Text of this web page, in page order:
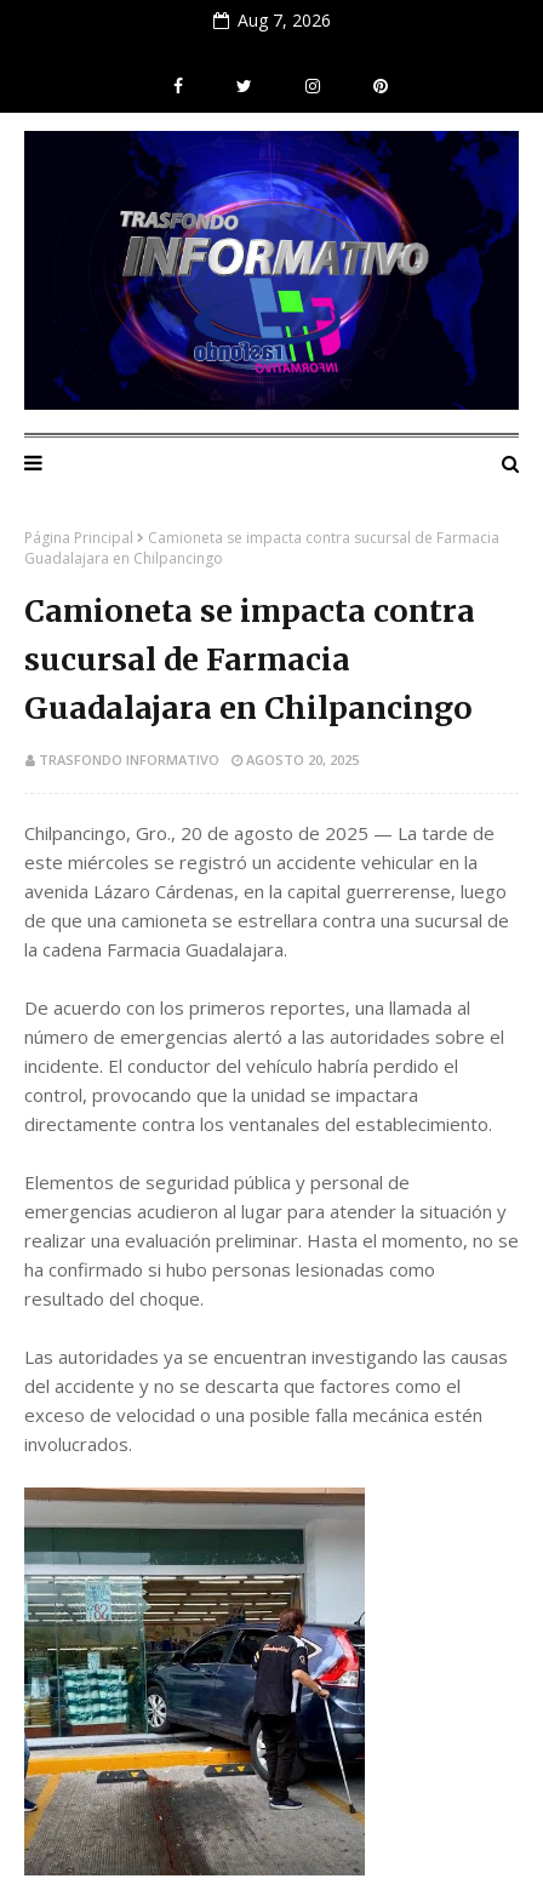
Aug 7, 2026
Página Principal
Camioneta se impacta contra sucursal de Farmacia
Guadalajara en Chilpancingo
Camioneta se impacta contra
sucursal de Farmacia
Guadalajara en Chilpancingo
TRASFONDO INFORMATIVO AGOSTO 20, 2025
Chilpancingo, Gro., 20 de agosto de 2025 — La tarde de
este miércoles se registró un accidente vehicular en la
avenida Lázaro Cárdenas, en la capital guerrerense, luego
de que una camioneta se estrellara contra una sucursal de
la cadena Farmacia Guadalajara.
De acuerdo con los primeros reportes, una llamada al
número de emergencias alertó a las autoridades sobre el
incidente. El conductor del vehículo habría perdido el
control, provocando que la unidad se impactara
directamente contra los ventanales del establecimiento.
Elementos de seguridad pública y personal de
emergencias acudieron al lugar para atender la situación y
realizar una evaluación preliminar. Hasta el momento, no se
ha confirmado si hubo personas lesionadas como
resultado del choque.
Las autoridades ya se encuentran investigando las causas
del accidente y no se descarta que factores como el
exceso de velocidad o una posible falla mecánica estén
involucrados.